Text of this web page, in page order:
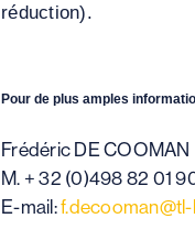
réduction).
Pour de plus amples
Frédéric DE COOMAN
M. + 32 (0)498 82 01
E-mail: